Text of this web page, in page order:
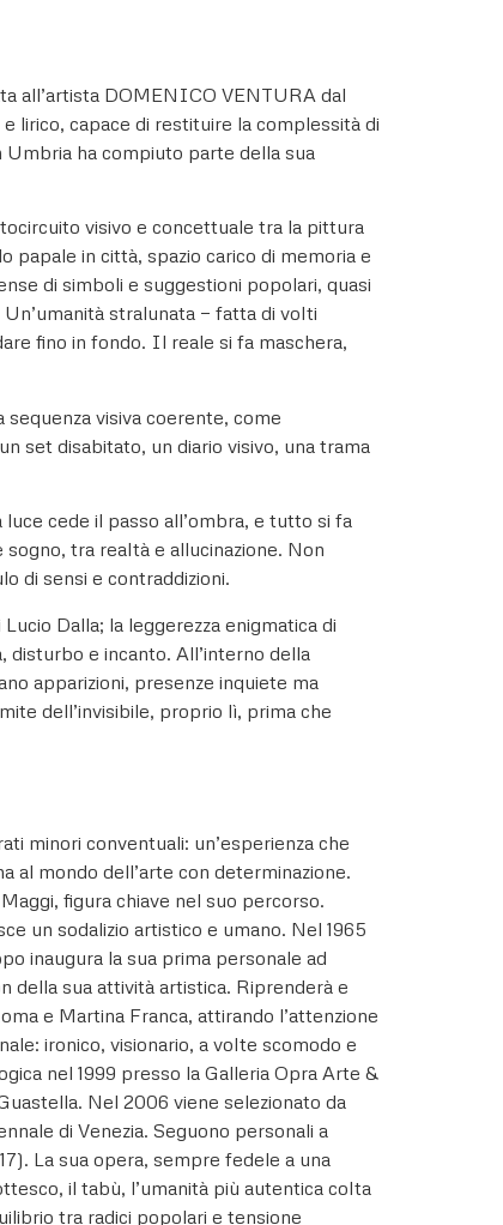
all’artista DOMENICO VENTURA dal
lirico, capace di restituire la complessità di
Umbria ha compiuto parte della sua
visivo e concettuale tra la pittura
papale in città, spazio carico di memoria e
di simboli e suggestioni popolari, quasi
stralunata — fatta di volti
fino in fondo. Il reale si fa maschera,
visiva coerente, come
set disabitato, un diario visivo, una trama
cede il passo all’ombra, e tutto si fa
tra realtà e allucinazione. Non
di sensi e contraddizioni.
Dalla; la leggerezza enigmatica di
e incanto. All’interno della
apparizioni, presenze inquiete ma
dell’invisibile, proprio lì, prima che
minori conventuali: un’esperienza che
al mondo dell’arte con determinazione.
figura chiave nel suo percorso.
un sodalizio artistico e umano. Nel 1965
inaugura la sua prima personale ad
della sua attività artistica. Riprenderà e
e Martina Franca, attirando l’attenzione
ironico, visionario, a volte scomodo e
nel 1999 presso la Galleria Opra Arte &
Nel 2006 viene selezionato da
di Venezia. Seguono personali a
La sua opera, sempre fedele a una
il tabù, l’umanità più autentica colta
tra radici popolari e tensione